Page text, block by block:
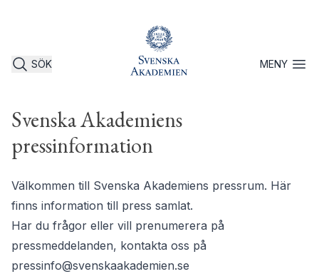
SÖK MENYÖppna
Svenska Akademiens
pressinformation
Välkommen till Svenska Akademiens pressrum. Här
finns information till press samlat.
Har du frågor eller vill prenumerera på
pressmeddelanden, kontakta oss på
pressinfo@svenskaakademien.se